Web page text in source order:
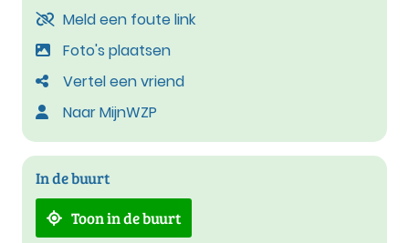
Meld een foute link
Foto's plaatsen
Vertel een vriend
Naar MijnWZP
In de buurt
Toon in de buurt